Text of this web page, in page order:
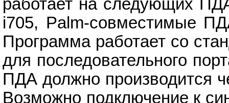
работает на следующих
i705, Palm-совместимые
Программа работает со
для последовательного
ПДА должно производится
Возможно подключение к